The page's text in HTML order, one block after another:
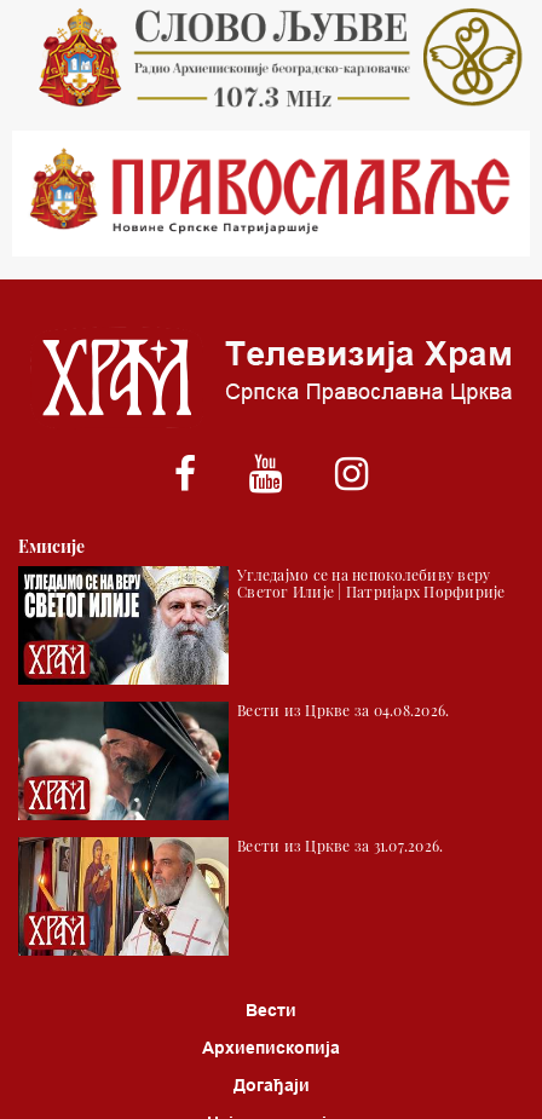
21.03 Гугл пита
22.03 Црквена предавања и трибине
23.00 Питања и одговори
00.03 Гугл пита
01.03 Живе речи - подкаст
*најважније вести емитујемо на сваки пун сат
Емисије
Угледајмо се на непоколебиву веру
Светог Илије | Патријарх Порфирије
Вести из Цркве за 04.08.2026.
Вести из Цркве за 31.07.2026.
Вести
Архиепископија
Догађаји